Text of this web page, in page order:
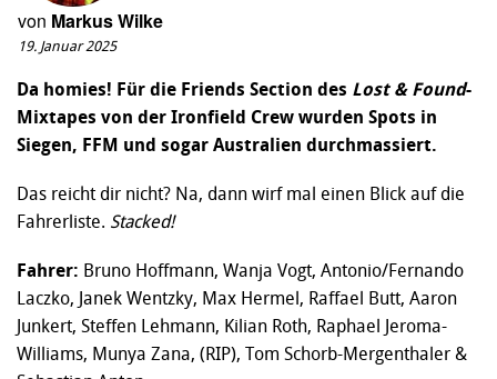
von Markus Wilke
19. Januar 2025
Da homies! Für die Friends Section des Lost & Found-
Mixtapes von der Ironfield Crew wurden Spots in
Siegen, FFM und sogar Australien durchmassiert.
Das reicht dir nicht? Na, dann wirf mal einen Blick auf die
Fahrerliste. Stacked!
Fahrer: Bruno Hoffmann, Wanja Vogt, Antonio/Fernando
Laczko, Janek Wentzky, Max Hermel, Raffael Butt, Aaron
Junkert, Steffen Lehmann, Kilian Roth, Raphael Jeroma-
Williams, Munya Zana, (RIP), Tom Schorb-Mergenthaler &